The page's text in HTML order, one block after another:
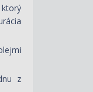
ktorý
z